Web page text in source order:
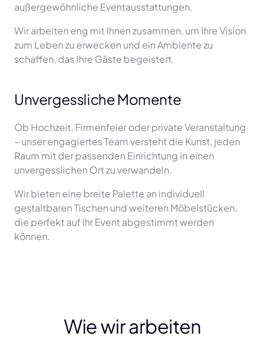
außergewöhnliche Eventausstattungen.
Wir arbeiten eng mit Ihnen zusammen, um Ihre Vision
zum Leben zu erwecken und ein Ambiente zu
schaffen, das Ihre Gäste begeistert.
Unvergessliche Momente
Ob Hochzeit, Firmenfeier oder private Veranstaltung
– unser engagiertes Team versteht die Kunst, jeden
Raum mit der passenden Einrichtung in einen
unvergesslichen Ort zu verwandeln.
Wir bieten eine breite Palette an individuell
gestaltbaren Tischen und weiteren Möbelstücken,
die perfekt auf Ihr Event abgestimmt werden
können.
Wie wir arbeiten